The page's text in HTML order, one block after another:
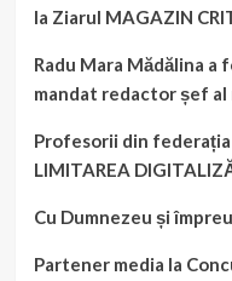
la Ziarul MAGAZIN
Radu Mara Mădălina
mandat redactor șef al
Profesorii din
LIMITAREA
Cu Dumnezeu și
Partener media la